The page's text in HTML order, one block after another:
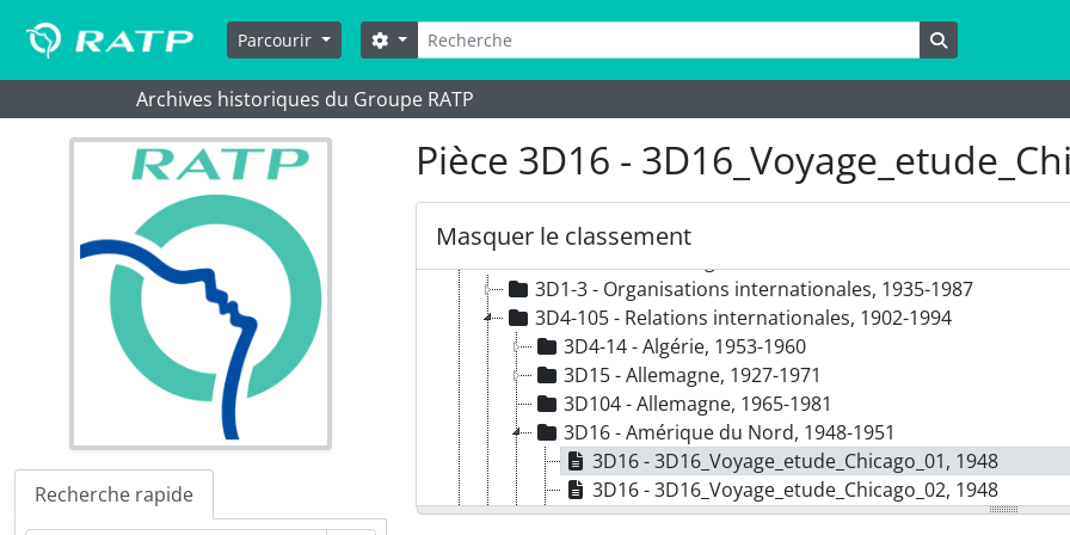
Skip to main content
Parcourir
Rechercher
Options de recherche Rechercher
Archives historiques du Groupe RATP
Recherche rapide
Pièce 3D16 -
Masquer le classement
D - Direction générale, 1855
1D - Fonctionnement des transports parisiens, 1855-1986
2D - Inventaire des compagnies de transports de surface, 1920-
3D1-3 - Organisations internationales, 1935-1987
3D4-105 - Relations internationales, 1902-1994
3D4-14 - Algérie, 1953-1960
3D15 - Allemagne, 1927-1971
3D104 - Allemagne, 1965-1981
3D16 - Amérique du Nord, 1948-1951
3D16 - 3D16_Voyage_etude_Chicago_01, 1948
3D16 - 3D16_Voyage_etude_Chicago_02, 1948
3D16 - 3D16_Voyage_etude_Chicago_03, 1948